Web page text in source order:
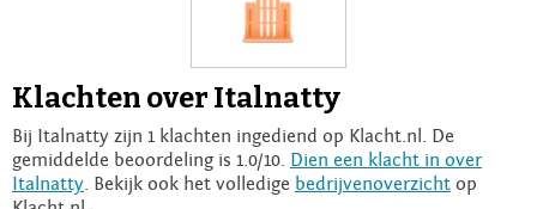
Login
Klachten over Italnatty
Bij Italnatty zijn 1 klachten ingediend op Klacht.nl. De
gemiddelde beoordeling is 1.0/10. Dien een klacht in over
Italnatty . Bekijk ook het volledige bedrijvenoverzicht op